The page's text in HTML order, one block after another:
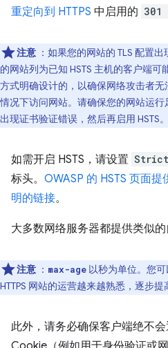
重定向到 HTTPS 中启用的
注意 ：如果您的网站的 TLS 配置
的网站列为已知 HSTS 主机的客户端可
方式明确设计的，以确保网络攻击者无
情况下访问网站。请确保您的网站运行
出现证书验证错误，然后再启用 HSTS。
如需开启 HSTS，请设置
标头。 OWASP 的 HSTS 页面
明的链接。
大多数网络服务器都提供类似的
注意 ： max-age 以秒为单位。您
HTTPS 网站的运营越来越熟悉，逐步提
此外，请务必确保客户端绝不